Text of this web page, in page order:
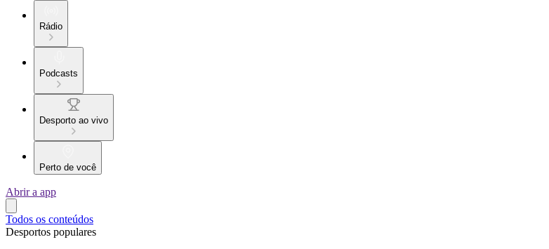
Rádio
Podcasts
Desporto ao vivo
Perto de você
Abrir a app
Todos os conteúdos
Desportos populares